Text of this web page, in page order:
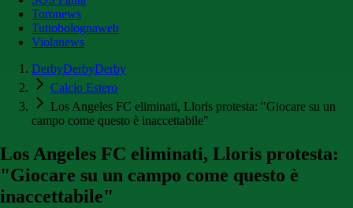
Toronews
Tuttobolognaweb
Violanews
DerbyDerbyDerby
Calcio Estero
Los Angeles FC eliminati, Lloris protesta: "Giocare su un
campo come questo è inaccettabile"
Los Angeles FC eliminati, Lloris protesta:
"Giocare su un campo come questo è
inaccettabile"